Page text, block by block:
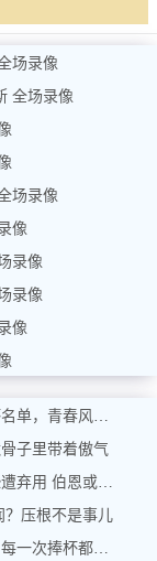
场录像
全场录像
场录像
像
录像
录像
像
德拉富恩特明日傍晚揭晓斗牛士军团世界杯名单，青春风暴能否席卷美加墨？
子里带着傲气
希勒独家解读英格兰世界杯名单：斯凯利恐遭弃用 伯恩或力压马奎尔入围
？压根不是事儿
格伊双冠心路：从水晶宫黑马到曼城新锐，每一次捧杯都是奇迹